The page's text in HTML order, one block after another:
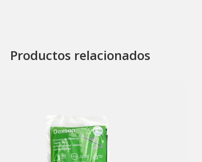
Productos relacionados